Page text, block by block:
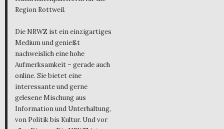
Region Rottweil.
Die NRWZ ist ein einzigartiges
Medium und genießt
nachweislich eine hohe
Aufmerksamkeit – gerade auch
online. Sie bietet eine
interessante und gerne
gelesene Mischung aus
Information und Unterhaltung,
von Politik bis Kultur. Und vor